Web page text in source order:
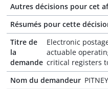
Autres décisions pour cet
Résumés pour cette
Titre de
la
demande
Electronic
actuable
critical registers
Nom du demandeur